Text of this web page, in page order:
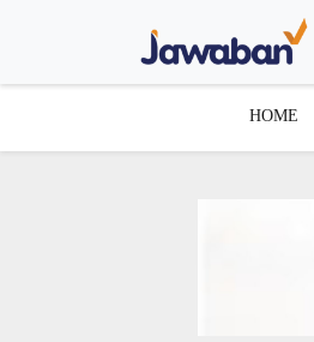
HOME